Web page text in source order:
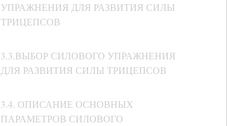
УПРАЖНЕНИЯ ДЛЯ РАЗВИТИЯ СИЛЫ
ТРИЦЕПСОВ
3.3.ВЫБОР СИЛОВОГО УПРАЖНЕНИЯ
ДЛЯ РАЗВИТИЯ СИЛЫ ТРИЦЕПСОВ
3.4. ОПИСАНИЕ ОСНОВНЫХ
ПАРАМЕТРОВ СИЛОВОГО